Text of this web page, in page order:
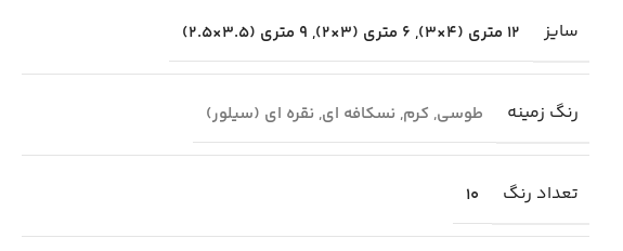
سایز 12 متری (4×3) , 6 متری (3×2) , 9 متری (3.5×2.5)
رنگ زمینه طوسی, کرم, نسکافه ای, نقره ای (سیلور)
تعداد رنگ 10